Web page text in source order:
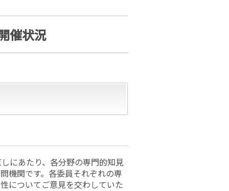
催状況
にあたり、各分野の専門的知見
機関です。各委員それぞれの専
についてご意見を交わしていた